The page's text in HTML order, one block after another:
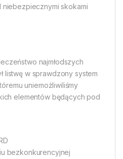
skokami
najmłodszych
listwę w sprawdzony system
uniemożliwiliśmy
elementów będących pod
bezkonkurencyjnej